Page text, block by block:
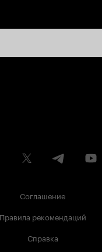
Соглашение
Правила рекомендаций
Справка